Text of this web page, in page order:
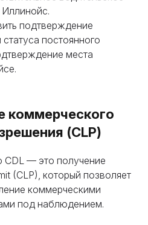
подтверждение
постоянного
места
коммерческого
(CLP)
CDL — это получение
(CLP), который позволяет
коммерческими
под наблюдением.